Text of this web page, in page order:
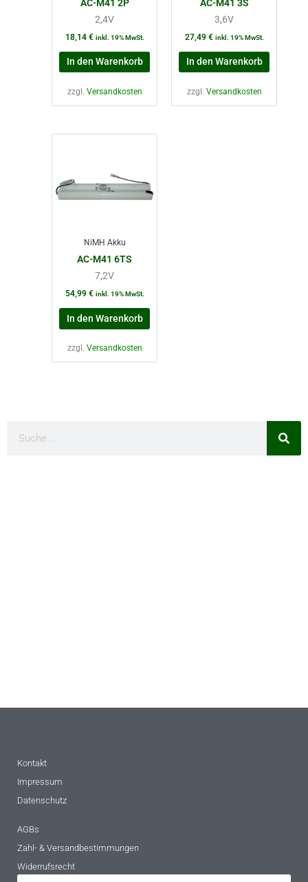
AC-M41 2P
2,4V
18,14 € inkl. 19% MwSt.
In den Warenkorb
zzgl. Versandkosten
AC-M41 3S
3,6V
27,49 € inkl. 19% MwSt.
In den Warenkorb
zzgl. Versandkosten
NiMH Akku
AC-M41 6TS
7,2V
54,99 € inkl. 19% MwSt.
In den Warenkorb
zzgl. Versandkosten
Kontakt
Impressum
Datenschutz
AGBs
Zahl- & Versandbestimmungen
Widerrufsrecht